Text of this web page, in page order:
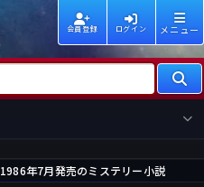
会員登録 ログイン メニュー
新着
レビュー
新刊
情報
1986年7月発売のミステリー小説